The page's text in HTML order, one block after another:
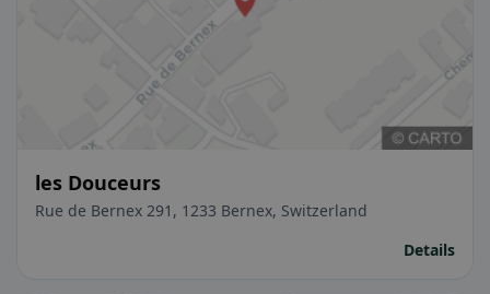
les Douceurs
Rue de Bernex 291, 1233 Bernex, Switzerland
Details